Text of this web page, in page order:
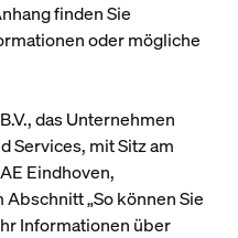
finden Sie
oder mögliche
das Unternehmen
Services, mit Sitz am
Eindhoven,
„So können Sie
Informationen über